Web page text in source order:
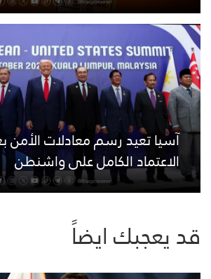
آسيا تعيد رسم معادلات الأمن
الاعتماد الكامل على واشنطن
قد يعجبك ايضاً